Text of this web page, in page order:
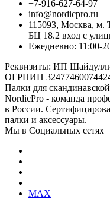
+7-916-627-64-97
info@nordicpro.ru
115093, Москва, м.
БЦ 18.2 вход с
Ежедневно: 11:00-
Реквизиты: ИП
ОГРНИП
Палки для
NordicPro - команда
в России.
палки и аксессуары.
Мы в Социальных сетях
MAX